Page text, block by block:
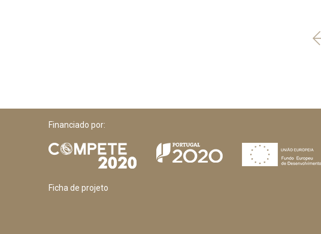
Financiado por:
Ficha de projeto